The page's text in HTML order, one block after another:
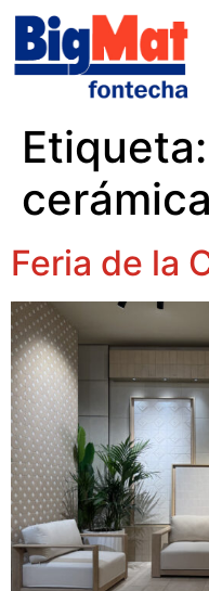
Etiqueta:
cerámica
Feria de la